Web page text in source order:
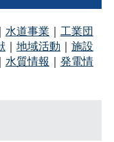
｜ 水道事業 ｜ 工業団
｜ 地域活動 ｜ 施設
｜ 水質情報 ｜ 発電情